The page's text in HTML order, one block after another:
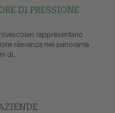
DI PRESSIONE
rappresentano
rilevanza nel panorama
di...